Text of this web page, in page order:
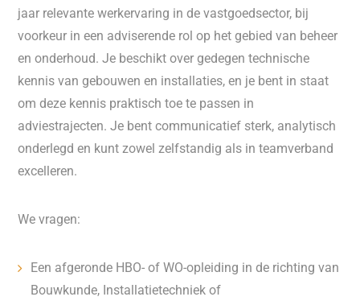
jaar relevante werkervaring in de vastgoedsector, bij
voorkeur in een adviserende rol op het gebied van beheer
en onderhoud. Je beschikt over gedegen technische
kennis van gebouwen en installaties, en je bent in staat
om deze kennis praktisch toe te passen in
adviestrajecten. Je bent communicatief sterk, analytisch
onderlegd en kunt zowel zelfstandig als in teamverband
excelleren.
We vragen:
Een afgeronde HBO- of WO-opleiding in de richting van
Bouwkunde, Installatietechniek of